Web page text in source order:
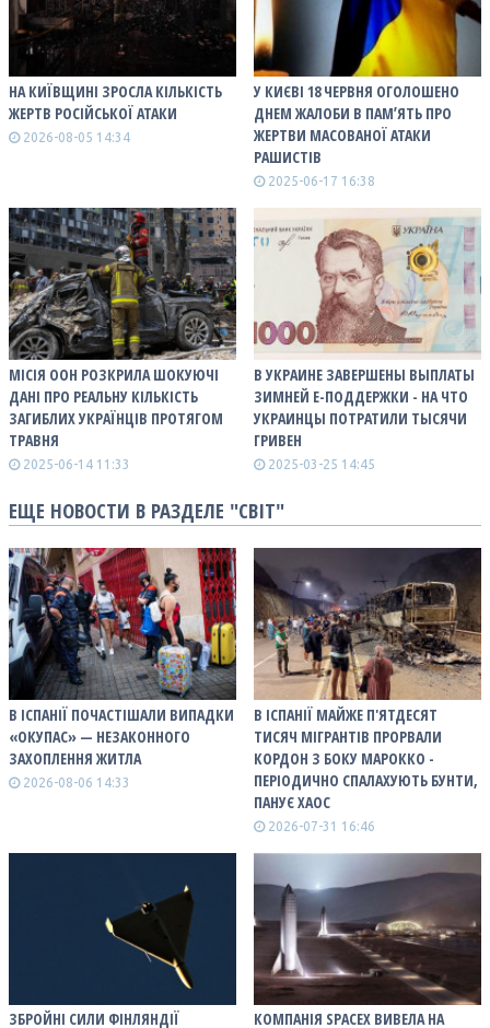
НА КИЇВЩИНІ ЗРОСЛА КІЛЬКІСТЬ
ЖЕРТВ РОСІЙСЬКОЇ АТАКИ
2026-08-05 14:34
У КИЄВІ 18 ЧЕРВНЯ ОГОЛОШЕНО
ДНЕМ ЖАЛОБИ В ПАМʼЯТЬ ПРО
ЖЕРТВИ МАСОВАНОЇ АТАКИ
РАШИСТІВ
2025-06-17 16:38
МІСІЯ ООН РОЗКРИЛА ШОКУЮЧІ
ДАНІ ПРО РЕАЛЬНУ КІЛЬКІСТЬ
ЗАГИБЛИХ УКРАЇНЦІВ ПРОТЯГОМ
ТРАВНЯ
2025-06-14 11:33
В УКРАИНЕ ЗАВЕРШЕНЫ ВЫПЛАТЫ
ЗИМНЕЙ Е-ПОДДЕРЖКИ - НА ЧТО
УКРАИНЦЫ ПОТРАТИЛИ ТЫСЯЧИ
ГРИВЕН
2025-03-25 14:45
ЕЩЕ НОВОСТИ В РАЗДЕЛЕ "СВІТ"
В ІСПАНІЇ ПОЧАСТІШАЛИ ВИПАДКИ
«ОКУПАС» — НЕЗАКОННОГО
ЗАХОПЛЕННЯ ЖИТЛА
2026-08-06 14:33
В ІСПАНІЇ МАЙЖЕ П'ЯТДЕСЯТ
ТИСЯЧ МІГРАНТІВ ПРОРВАЛИ
КОРДОН З БОКУ МАРОККО -
ПЕРІОДИЧНО СПАЛАХУЮТЬ БУНТИ,
ПАНУЄ ХАОС
2026-07-31 16:46
ЗБРОЙНІ СИЛИ ФІНЛЯНДІЇ КОМПАНІЯ SPACEX ВИВЕЛА НА